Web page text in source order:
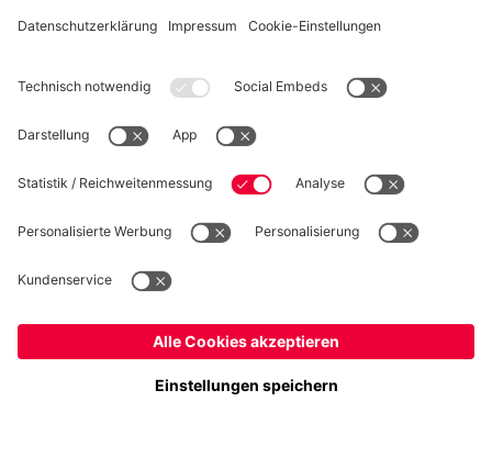
WIDERRUF
Datenschutz
Cookie Details
Preise inklusive MwSt. und zzgl. Versandkosten
© FC Bayern München AG
FC Bayern München AG, Säbener Str. 51-57, 81547 München
Ja,Deutschland, um dorthin zu liefern!
Nein,Global, um dorthin zu liefern!